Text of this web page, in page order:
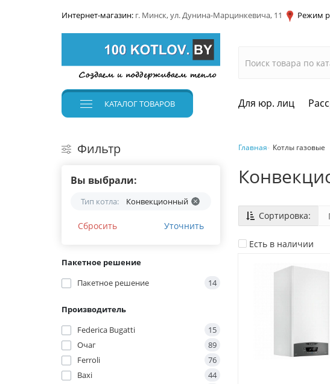
Интернет-магазин: г. Минск, ул. Дунина-Марцинкевича, 11 Режим
КАТАЛОГТОВАРОВ Для юр. лиц
Фильтр
Вы выбрали:
Тип котла: Конвекционный
Сбросить Уточнить
Пакетное решение
Пакетное решение
14
Производитель
Federica Bugatti
15
Очаг
89
Ferroli
76
Baxi
44
Главная Котлы газовые
Сортировка:
Есть в наличии